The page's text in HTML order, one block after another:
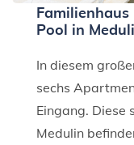
Pool in
In diesem
sechs
Eingang. Diese
Medulin